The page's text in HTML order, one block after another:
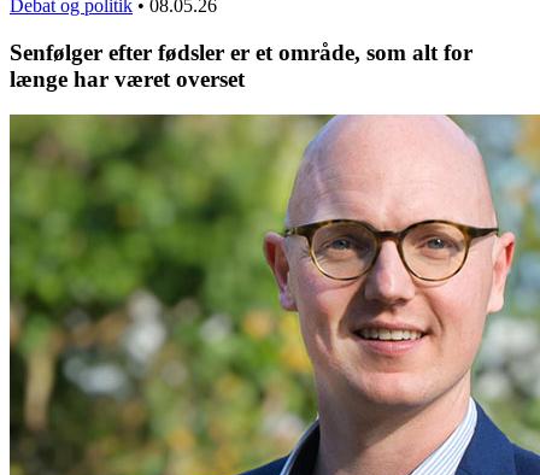
Debat og politik • 08.05.26
Senfølger efter fødsler er et område, som alt for
længe har været overset